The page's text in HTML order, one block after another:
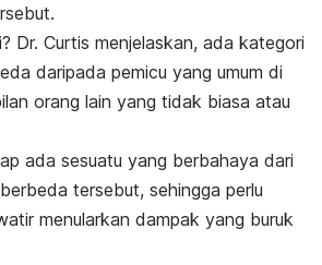
Dr. Curtis menjelaskan, ada kategori
daripada pemicu yang umum di
orang lain yang tidak biasa atau
ada sesuatu yang berbahaya dari
tersebut, sehingga perlu
menularkan dampak yang buruk